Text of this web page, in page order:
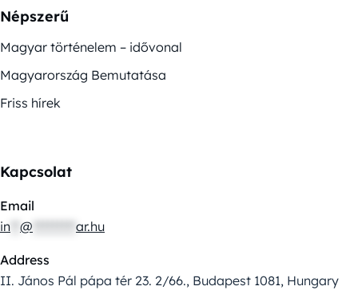
Népszerű
Magyar történelem – idővonal
Magyarország Bemutatása
Friss hírek
Kapcsolat
Email
in @ ar.hu
Address
II. János Pál pápa tér 23. 2/66., Budapest 1081, Hungary